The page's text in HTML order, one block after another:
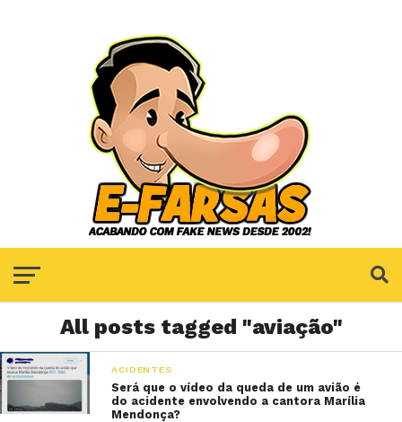
All posts tagged "aviação"
ACIDENTES
Será que o vídeo da queda de um avião é
do acidente envolvendo a cantora Marília
Mendonça?